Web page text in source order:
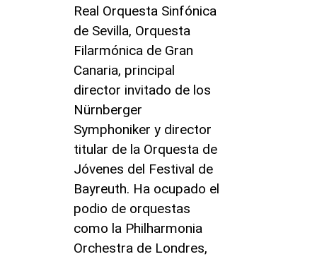
Real Orquesta Sinfónica
de Sevilla, Orquesta
Filarmónica de Gran
Canaria, principal
director invitado de los
Nürnberger
Symphoniker y director
titular de la Orquesta de
Jóvenes del Festival de
Bayreuth. Ha ocupado el
podio de orquestas
como la Philharmonia
Orchestra de Londres,